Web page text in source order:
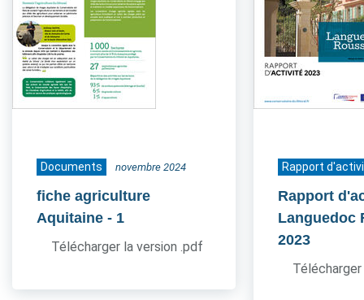
Documents novembre 2024
fiche agriculture
Aquitaine - 1
Télécharger la version .pdf
Rapport
Rapport
Languedoc
2023